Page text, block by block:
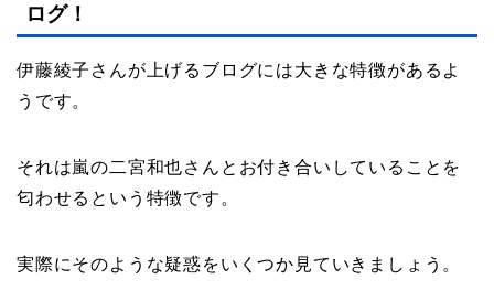
ログ！
伊藤綾子さんが上げるブログには大きな特徴があるよ
うです。
それは嵐の二宮和也さんとお付き合いしていることを
匂わせるという特徴です。
実際にそのような疑惑をいくつか見ていきましょう。